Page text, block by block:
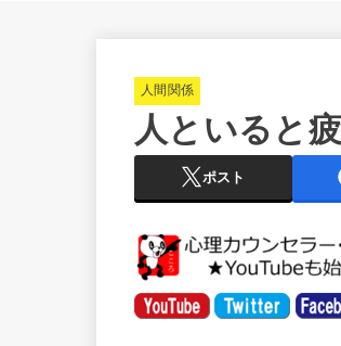
人間関係
人といると
ポスト